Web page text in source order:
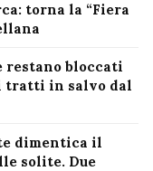
torna la “Fiera
restano bloccati
tratti in salvo dal
dimentica il
solite. Due